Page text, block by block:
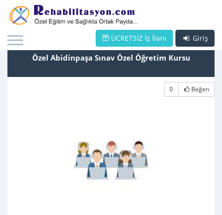
Giriş
ÜCRETSİZ İş İlanı
Özel Abidinpaşa Sınav Özel Öğretim Kursu
0 Beğen